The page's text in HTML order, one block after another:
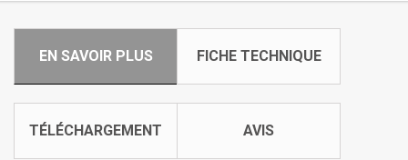
EN SAVOIR PLUS FICHE TECHNIQUE
TÉLÉCHARGEMENT AVIS